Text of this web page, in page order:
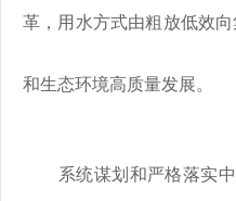
革，用水方式由粗放低效
和生态环境高质量发展。
系统谋划和严格落实中